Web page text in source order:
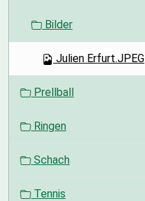
Bilder
Julien Erfurt.JPEG
Prellball
Ringen
Schach
Tennis